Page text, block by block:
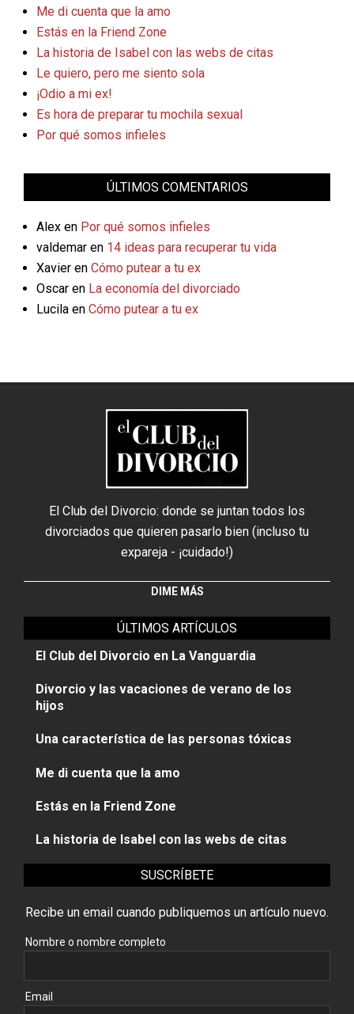
Me di cuenta que la amo
Estás en la Friend Zone
La historia de Isabel con las webs de citas
Le quiero, pero me siento sola
¡Odio a mi ex!
Es hora de preparar tu mochila sexual
Por qué somos infieles
ÚLTIMOS COMENTARIOS
Alex en Por qué somos infieles
valdemar en 14 ideas para recuperar tu vida
Xavier en Cómo putear a tu ex
Oscar en La economía del divorciado
Lucila en Cómo putear a tu ex
El Club del Divorcio: donde se juntan todos los
divorciados que quieren pasarlo bien (incluso tu
expareja - ¡cuidado!)
DIME MÁS
ÚLTIMOS ARTÍCULOS
El Club del Divorcio en La Vanguardia
Divorcio y las vacaciones de verano de los
hijos
Una característica de las personas tóxicas
Me di cuenta que la amo
Estás en la Friend Zone
La historia de Isabel con las webs de citas
SUSCRÍBETE
Recibe un email cuando publiquemos un artículo nuevo.
Nombre o nombre completo
Email